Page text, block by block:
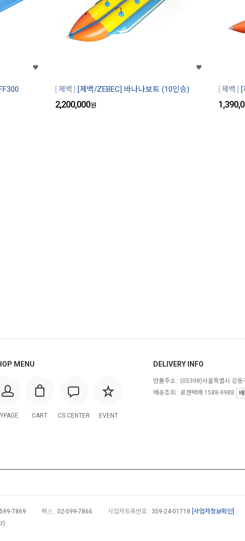
제백 [제백/ZEBEC] 바나나보트 (10인승)
2,200,000원
제백
MENU
CART CS CENTER EVENT
DELIVERY INFO
반품주소 : (05398)서울특별시 강
배송조회 : 로젠택배 1588-9988
7869 팩스 : 02-599-7866 사업자등록번호 : 359-24-01718 [사업자정보확인]
)